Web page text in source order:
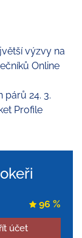
výzvy na
Online
párů 24. 3.
Profile
účet
96 %